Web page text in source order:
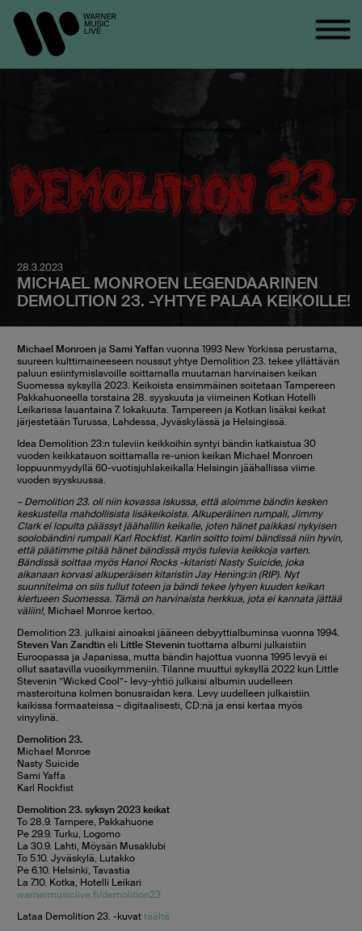
28.3.2023
MICHAEL MONROEN LEGENDAARINEN
DEMOLITION 23. -YHTYE PALAA KEIKOILLE!
Michael Monroen ja Sami Yaffanvuonna 1993 New Yorkissa perustama,
suureen kulttimaineeseen noussut yhtye Demolition 23. tekee yllättävän
paluun esiintymislavoille soittamalla muutaman harvinaisen keikan
Suomessa syksyllä 2023. Keikoista ensimmäinen soitetaan Tampereen
Pakkahuoneella torstaina 28. syyskuuta ja viimeinen Kotkan Hotelli
Leikarissa lauantaina 7. lokakuuta. Tampereen ja Kotkan lisäksi keikat
järjestetään Turussa, Lahdessa, Jyväskylässä ja Helsingissä.
Idea Demolition 23:n tuleviin keikkoihin syntyi bändin katkaistua 30
vuoden keikkatauon soittamalla re-union keikan Michael Monroen
loppuunmyydyllä 60-vuotisjuhlakeikalla Helsingin jäähallissa viime
vuoden syyskuussa.
– Demolition 23. oli niin kovassa iskussa, että aloimme bändin kesken
keskustella mahdollisista lisäkeikoista. Alkuperäinen rumpali, Jimmy
Clark ei lopulta päässyt jäähalllin keikalle, joten hänet paikkasi nykyisen
soolobändini rumpali Karl Rockfist. Karlin soitto toimi bändissä niin hyvin,
että päätimme pitää hänet bändissä myös tulevia keikkoja varten.
Bändissä soittaa myös Hanoi Rocks -kitaristi Nasty Suicide, joka
aikanaan korvasi alkuperäisen kitaristin Jay Hening:in (RIP). Nyt
suunnitelma on siis tullut toteen ja bändi tekee lyhyen kuuden keikan
kiertueen Suomessa. Tämä on harvinaista herkkua, jota ei kannata jättää
väliin!, Michael Monroe kertoo.
Demolition 23. julkaisi ainoaksi jääneen debyyttialbuminsa vuonna 1994.
Steven Van Zandtineli Little Stevenintuottama albumi julkaistiin
Euroopassa ja Japanissa, mutta bändin hajottua vuonna 1995 levyä ei
ollut saatavilla vuosikymmeniin. Tilanne muuttui syksyllä 2022 kun Little
Stevenin ”Wicked Cool”- levy-yhtiö julkaisi albumin uudelleen
masteroituna kolmen bonusraidan kera. Levy uudelleen julkaistiin
kaikissa formaateissa – digitaalisesti, CD:nä ja ensi kertaa myös
vinyylinä.
Demolition 23.
Michael Monroe
Nasty Suicide
Sami Yaffa
Karl Rockfist
Demolition 23. syksyn 2023 keikat
To 28.9. Tampere, Pakkahuone
Pe 29.9. Turku, Logomo
La 30.9. Lahti, Möysän Musaklubi
To 5.10. Jyväskylä, Lutakko
Pe 6.10. Helsinki, Tavastia
La 7.10. Kotka, Hotelli Leikari
warnermusiclive.fi/demolition23
Lataa Demolition 23. -kuvattäältä